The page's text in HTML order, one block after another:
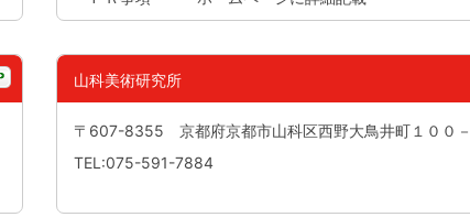
山科美術研究所
〒607-8355 京都府京都市山科区西野大鳥井町１００－
TEL:075-591-7884